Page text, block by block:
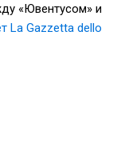
«Ювентусом» и
La Gazzetta dello